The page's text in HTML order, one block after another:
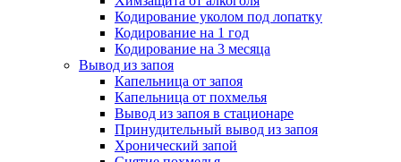
Кодирование уколом под лопатку
Кодирование на 1 год
Кодирование на 3 месяца
Вывод из запоя
Капельница от запоя
Капельница от похмелья
Вывод из запоя в стационаре
Принудительный вывод из запоя
Хронический запой